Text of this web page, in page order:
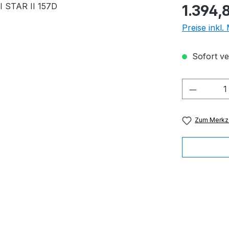
Regulärer
Preise inkl.
Sofort
Zum